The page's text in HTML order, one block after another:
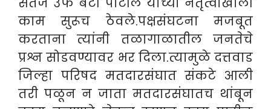
काम सुरूच ठेवले.पक्षसंघटना मजबूत
करताना त्यांनी तळागाळातील जनतेचे
प्रश्न सोडवण्यावर भर दिला.त्यामुळे दत्तवाड
जिल्हा परिषद मतदारसंघात संकटे आली
तरी पळून न जाता मतदारसंघातच थांबून